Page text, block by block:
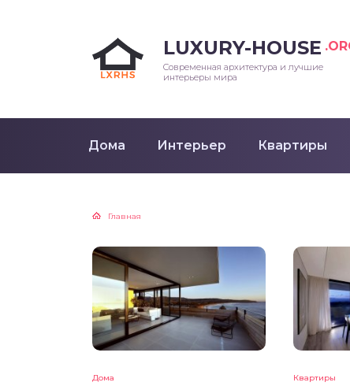
LUXURY-HOUSE
Современная архитектура и лучшие
интерьеры мира
Дома Интерьер Квартиры
Главная
Дома Квартиры